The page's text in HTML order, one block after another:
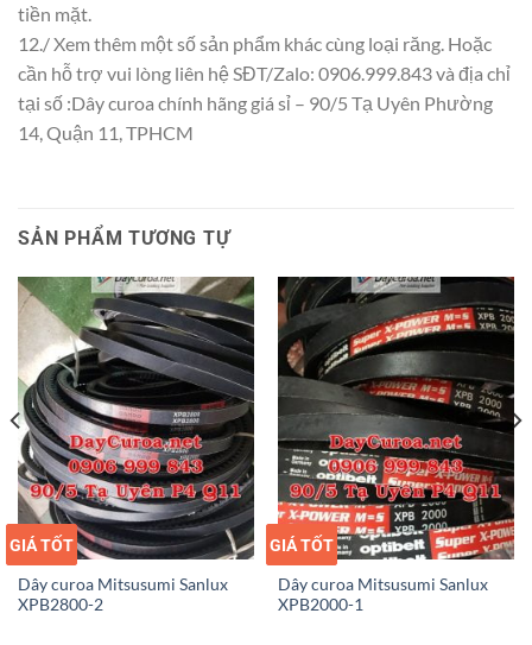
tiền mặt.
12./ Xem thêm một số sản phẩm khác cùng loại răng. Hoặc
cần hỗ trợ vui lòng liên hệ SĐT/Zalo: 0906.999.843 và địa chỉ
tại số :Dây curoa chính hãng giá sỉ – 90/5 Tạ Uyên Phường
14, Quận 11, TPHCM
SẢN PHẨM TƯƠNG TỰ
GIÁ SỈ
GIÁ TỐT
Dây curoa Mitsusumi Sanlux
XPB2800-2
GIÁ SỈ
GIÁ TỐT
Dây curoa Mitsusumi Sanlux
XPB2000-1